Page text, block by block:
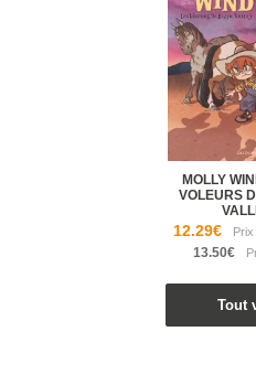
MOLLY
VOLEURS
12.29€
13.50€